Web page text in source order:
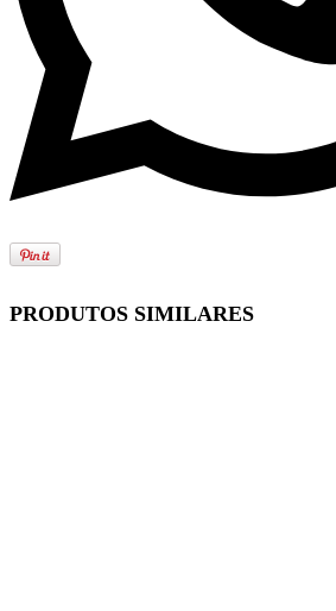
PRODUTOS SIMILARES